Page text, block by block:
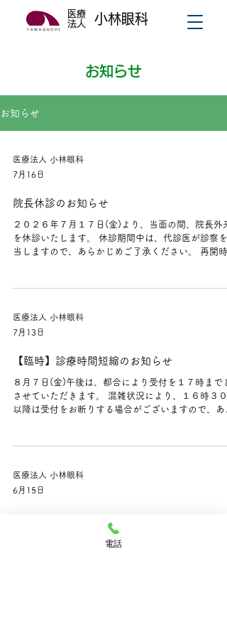
医療
法人
小林眼科
お知らせ
お知らせ
医療法人 小林眼科
7月16日
院長休診のお知らせ
２０２６年７月１７日(金)より、当面の間、院長外来
を休診いたします。 休診期間中は、代診医が診察を
当しますので、あらかじめご了承ください。 再開時
します。
医療法人 小林眼科
7月13日
【臨時】診療時間短縮のお知らせ
８月７日(金)午後は、都合により受付を１７時までと
させていただきます。 混雑状況により、１６時３０
以降は受付をお断りする場合がございますので、あ
医療法人 小林眼科
6月15日
２０２６年８月１３日（木） ～ ８月１６日（日）
電話